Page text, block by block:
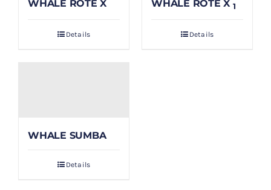
WHALE ROTE X
Details
WHALE ROTE X 1
Details
WHALE SUMBA
Details